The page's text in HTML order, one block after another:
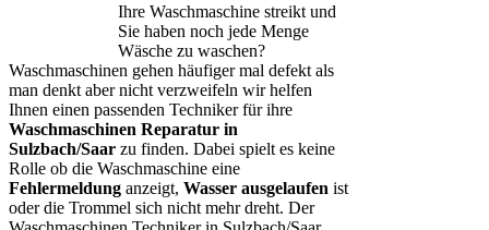
Ihre Waschmaschine streikt und
Sie haben noch jede Menge
Wäsche zu waschen?
Waschmaschinen gehen häufiger mal defekt als
man denkt aber nicht verzweifeln wir helfen
Ihnen einen passenden Techniker für ihre
Waschmaschinen Reparatur in
Sulzbach/Saar zu finden. Dabei spielt es keine
Rolle ob die Waschmaschine eine
Fehlermeldung anzeigt, Wasser ausgelaufen ist
oder die Trommel sich nicht mehr dreht. Der